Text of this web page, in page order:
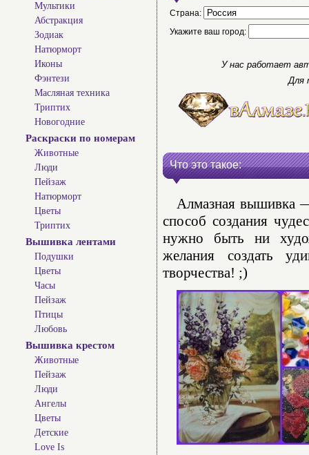
Мультики
Абстракция
Зодиак
Натюрморт
Иконы
Фэнтези
Масляная техника
Триптих
Новогодние
Раскраски по номерам
Животные
Люди
Пейзаж
Натюрморт
Цветы
Триптих
Вышивка лентами
Подушки
Цветы
Часы
Пейзаж
Птицы
Любовь
Вышивка крестом
Животные
Пейзаж
Люди
Ангелы
Цветы
Детские
Love Is
Страна:
Укажите ваш город:
У нас работает
Для
Что это такое:
Алмазная вышивка —
способ создания
нужно быть ни
желания создать
творчества! ;)